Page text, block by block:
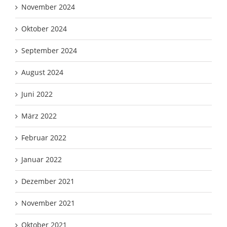
November 2024
Oktober 2024
September 2024
August 2024
Juni 2022
März 2022
Februar 2022
Januar 2022
Dezember 2021
November 2021
Oktober 2021